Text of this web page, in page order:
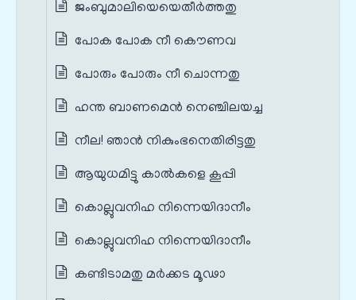
ജംബുമാലിയെയെതീര്‍ത്തതു
പോക പോക നീ കൌണവ
പോരും പോരും നീ ചൊന്നതു
ഹന്ത ബാണമെൻ നെഞ്ചിലയച്ച
നീല! ഞാന്‍ നികുംഭനെതിരിട്ടതു
ആയുധമിട്ടു കാല്‍കളെ കൂപ്പി
കൊല്ലുവനിഹ നിന്നെയിദാനീം
കൊല്ലുവനിഹ നിന്നെയിദാനീം
കണ്ടിടാമതു മര്‍ക്കട മൂഢാ